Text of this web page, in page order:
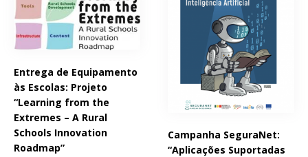
Entrega de Equipamento
às Escolas: Projeto
“Learning from the
Extremes – A Rural
Schools Innovation
Roadmap”
Campanha SeguraNet:
“Aplicações Suportadas